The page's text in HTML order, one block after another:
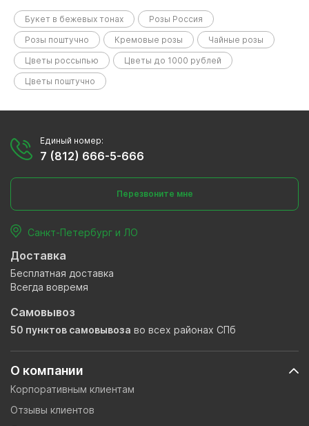
Букет в бежевых тонах
Розы Россия
Розы поштучно
Кремовые розы
Чайные розы
Цветы россыпью
Цветы до 1000 рублей
Цветы поштучно
О компании
Корпоративным клиентам
Отзывы клиентов
Единый номер:
7 (812) 666-5-666
Перезвоните мне
Санкт-Петербург и ЛО
Доставка
Бесплатная доставка
Всегда вовремя
Самовывоз
50 пунктов самовывоза во всех районах СПб